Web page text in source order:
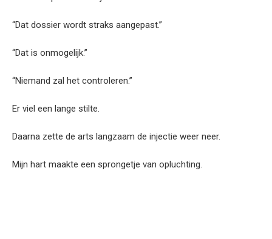
“Dat dossier wordt straks aangepast.”
“Dat is onmogelijk.”
“Niemand zal het controleren.”
Er viel een lange stilte.
Daarna zette de arts langzaam de injectie weer neer.
Mijn hart maakte een sprongetje van opluchting.